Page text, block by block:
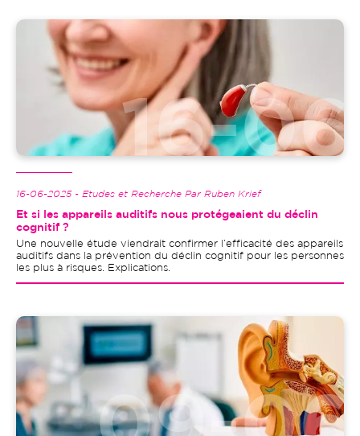
Image
16-06-2025 - Etudes et Recherche Par Ruben Krief
Et si les appareils auditifs nous protégeaient du déclin
cognitif ?
Une nouvelle étude viendrait confirmer l’efficacité des appareils
auditifs dans la prévention du déclin cognitif pour les personnes
les plus à risques. Explications.
Image